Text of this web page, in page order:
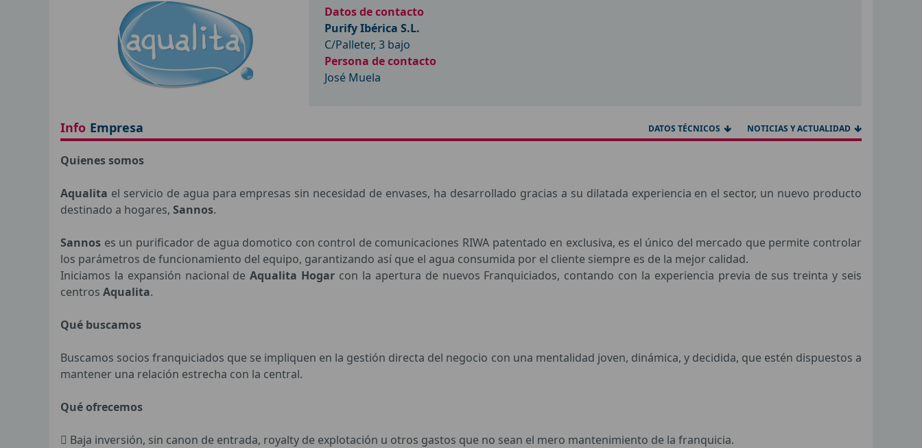
Datos de contacto
Purify Ibérica S.L.
C/Palleter, 3 bajo
Persona de contacto
José Muela
Info Empresa DATOS TÉCNICOS NOTICIAS Y ACTUALIDAD
Quienes somos
Aqualita el servicio de agua para empresas sin necesidad de envases, ha desarrollado gracias a su dilatada experiencia en el sector, un nuevo producto
destinado a hogares, Sannos.
Sannos es un purificador de agua domotico con control de comunicaciones RIWA patentado en exclusiva, es el único del mercado que permite controlar
los parámetros de funcionamiento del equipo, garantizando así que el agua consumida por el cliente siempre es de la mejor calidad.
Iniciamos la expansión nacional deAqualita Hogar con la apertura de nuevos Franquiciados, contando con la experiencia previa de sus treinta y seis
centros Aqualita.
Qué buscamos
Buscamos socios franquiciados que se impliquen en la gestión directa del negocio con una mentalidad joven, dinámica, y decidida, que estén dispuestos a
mantener una relación estrecha con la central.
Qué ofrecemos
 Baja inversión, sin canon de entrada, royalty de explotación u otros gastos que no sean el mero mantenimiento de la franquicia.